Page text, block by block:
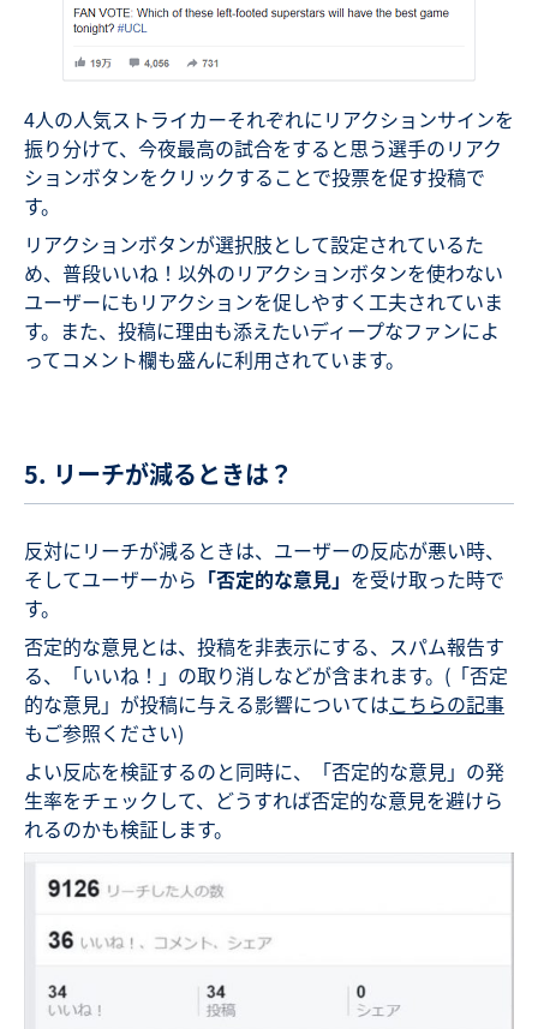
4人の人気ストライカーそれぞれにリアクションサインを
振り分けて、今夜最高の試合をすると思う選手のリアク
ションボタンをクリックすることで投票を促す投稿で
す。
リアクションボタンが選択肢として設定されているた
め、普段いいね！以外のリアクションボタンを使わない
ユーザーにもリアクションを促しやすく工夫されていま
す。また、投稿に理由も添えたいディープなファンによ
ってコメント欄も盛んに利用されています。
5. リーチが減るときは？
反対にリーチが減るときは、ユーザーの反応が悪い時、
そしてユーザーから 「否定的な意見」 を受け取った時で
す。
否定的な意見とは、投稿を非表示にする、スパム報告す
る、「いいね！」の取り消しなどが含まれます。(「否定
的な意見」が投稿に与える影響についてはこちらの記事
もご参照ください)
よい反応を検証するのと同時に、「否定的な意見」の発
生率をチェックして、どうすれば否定的な意見を避けら
れるのかも検証します。